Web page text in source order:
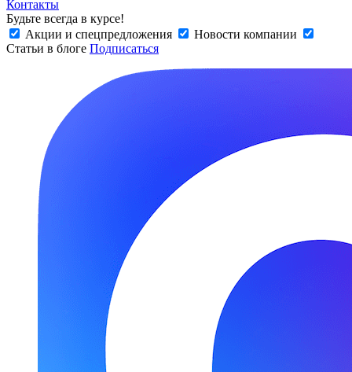
Контакты
Будьте всегда в курсе!
Акции и спецпредложения
Новости компании
Статьи в блоге Подписаться